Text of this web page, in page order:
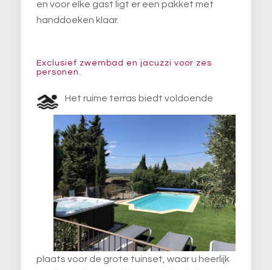
en voor elke gast ligt er een pakket met
handdoeken klaar.
Exclusief zwembad en jacuzzi voor zes
personen.
Het ruime terras biedt voldoende
plaats voor de grote tuinset, waar u heerlijk